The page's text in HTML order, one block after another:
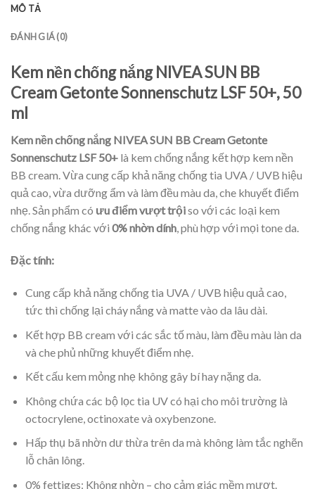
MÔ TẢ
ĐÁNH GIÁ (0)
Kem nền chống nắng NIVEA SUN BB
Cream Getonte Sonnenschutz LSF 50+, 50
ml
Kem nền chống nắng NIVEA SUN BB Cream Getonte
Sonnenschutz LSF 50+ là kem chống nắng kết hợp kem nền
BB cream. Vừa cung cấp khả năng chống tia UVA / UVB hiệu
quả cao, vừa dưỡng ẩm và làm đều màu da, che khuyết điểm
nhẹ. Sản phẩm có ưu điểm vượt trộiso với các loại kem
chống nắng khác với 0% nhờn dính, phù hợp với mọi tone da.
Đặc tính:
Cung cấp khả năng chống tia UVA / UVB hiệu quả cao,
tức thì chống lại cháy nắng và matte vào da lâu dài.
Kết hợp BB cream với các sắc tố màu, làm đều màu làn da
và che phủ những khuyết điểm nhẹ.
Kết cấu kem mỏng nhẹ không gây bí hay nặng da.
Không chứa các bộ lọc tia UV có hại cho môi trường là
octocrylene, octinoxate và oxybenzone.
Hấp thụ bã nhờn dư thừa trên da mà không làm tắc nghẽn
lỗ chân lông.
0% fettiges: Không nhờn – cho cảm giác mềm mượt.